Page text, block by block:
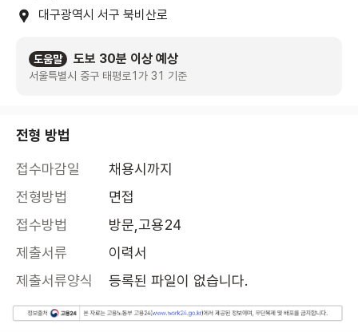
대구광역시 서구 북비산로
도움말 도보 30분 이상 예상
서울특별시 중구 태평로1가 31 기준
전형 방법
접수마감일
채용시까지
전형방법
면접
접수방법
방문,고용24
제출서류
이력서
제출서류양식
등록된 파일이 없습니다.